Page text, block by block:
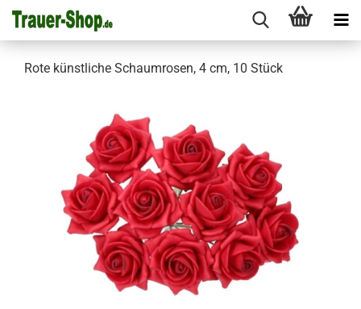
Rote künstliche Schaumrosen, 4 cm, 10 Stück